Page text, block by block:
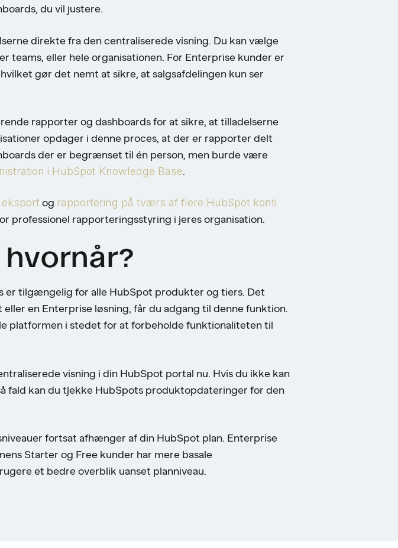
du vil justere.
direkte fra den centraliserede visning. Du kan vælge
teams, eller hele organisationen. For Enterprise kunder er
gør det nemt at sikre, at salgsafdelingen kun ser
rapporter og dashboards for at sikre, at tilladelserne
opdager i denne proces, at der er rapporter delt
der er begrænset til én person, men burde være
i HubSpot Knowledge Base.
og rapportering på tværs af flere HubSpot konti
rapporteringsstyring i jeres organisation.
er tilgængelig for alle HubSpot produkter og tiers. Det
en Enterprise løsning, får du adgang til denne funktion.
platformen i stedet for at forbeholde funktionaliteten til
visning i din HubSpot portal nu. Hvis du ikke kan
fald kan du tjekke HubSpots produktopdateringer for den
fortsat afhænger af din HubSpot plan. Enterprise
Starter og Free kunder har mere basale
et bedre overblik uanset planniveau.